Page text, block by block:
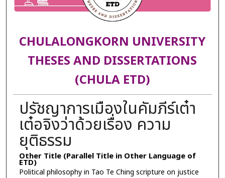
CHULALONGKORN UNIVERSITY
THESES AND DISSERTATIONS
(CHULA ETD)
ปรัชญาการเมืองในคัมภีร์เต๋า
เต๋อจิงว่าด้วยเรื่อง ความ
ยุติธรรม
Other Title (Parallel Title in Other Language of
ETD)
Political philosophy in Tao Te Ching scripture on justice